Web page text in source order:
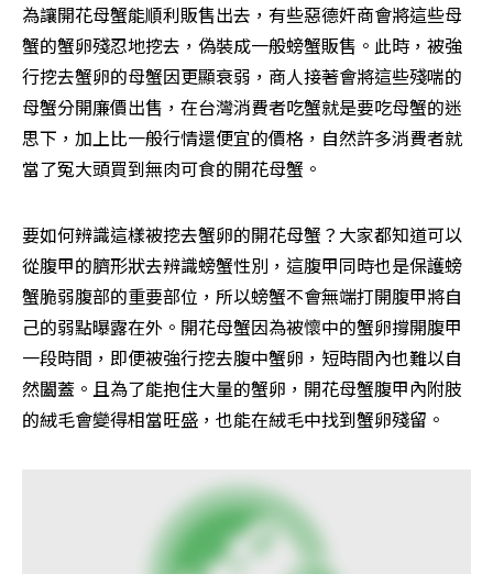
為讓開花母蟹能順利販售出去，有些惡德奸商會將這些母
蟹的蟹卵殘忍地挖去，偽裝成一般螃蟹販售。此時，被強
行挖去蟹卵的母蟹因更顯衰弱，商人接著會將這些殘喘的
母蟹分開廉價出售，在台灣消費者吃蟹就是要吃母蟹的迷
思下，加上比一般行情還便宜的價格，自然許多消費者就
當了冤大頭買到無肉可食的開花母蟹。
要如何辨識這樣被挖去蟹卵的開花母蟹？大家都知道可以
從腹甲的臍形狀去辨識螃蟹性別，這腹甲同時也是保護螃
蟹脆弱腹部的重要部位，所以螃蟹不會無端打開腹甲將自
己的弱點曝露在外。開花母蟹因為被懷中的蟹卵撐開腹甲
一段時間，即便被強行挖去腹中蟹卵，短時間內也難以自
然闔蓋。且為了能抱住大量的蟹卵，開花母蟹腹甲內附肢
的絨毛會變得相當旺盛，也能在絨毛中找到蟹卵殘留。